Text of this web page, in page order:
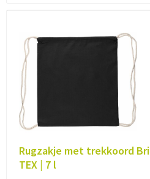
Rugzakje met trekkoord
TEX | 7 l